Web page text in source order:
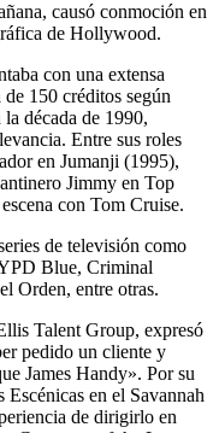
causó conmoción en
de Hollywood.
con una extensa
150 créditos según
década de 1990,
Entre sus roles
en Jumanji (1995),
Jimmy en Top
con Tom Cruise.
de televisión como
Blue, Criminal
Orden, entre otras.
Talent Group, expresó
pedido un cliente y
James Handy». Por su
en el Savannah
de dirigirlo en